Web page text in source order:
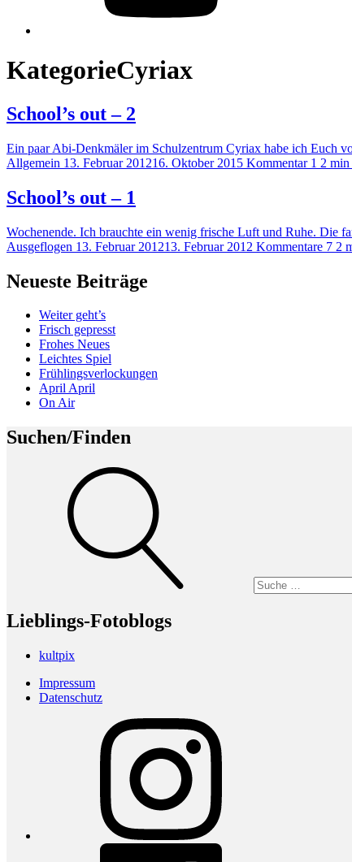
KategorieCyriax
School’s out – 2
Ein paar Abi-Denkmäler im Schulzentrum Cyriax habe ich Euch
Allgemein 13. Februar 201216. Oktober 2015 Kommentar 1 2 min
School’s out – 1
Wochenende. Ich brauchte ein wenig frische Luft und Ruhe. Die
Ausgeflogen 13. Februar 201213. Februar 2012 Kommentare 7 2
Neueste Beiträge
Weiter geht’s
Frisch gepresst
Frohes Neues
Leichtes Spiel
Frühlingsverlockungen
April April
On Air
Suchen/Finden
Lieblings-Fotoblogs
kultpix
Impressum
Datenschutz